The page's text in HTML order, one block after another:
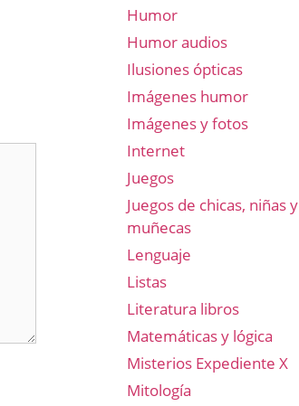
Humor
Humor audios
Ilusiones ópticas
Imágenes humor
Imágenes y fotos
Internet
Juegos
Juegos de chicas, niñas y
muñecas
Lenguaje
Listas
Literatura libros
Matemáticas y lógica
Misterios Expediente X
Mitología